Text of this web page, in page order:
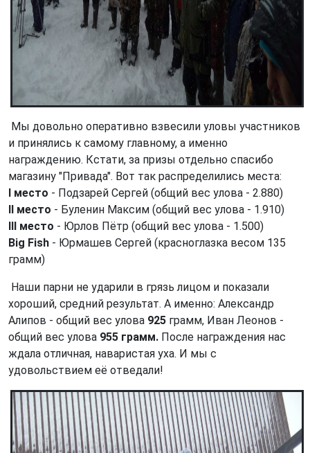
Мы довольно оперативно взвесили уловы участников
и принялись к самому главному, а именно
награждению. Кстати, за призы отдельно спасибо
магазину "Привада". Вот так распределились места:
I место - Подзарей Сергей (общий вес улова - 2.880)
II место - Буленин Максим (общий вес улова - 1.910)
III место - Юрлов Пётр (общий вес улова - 1.500)
Big Fish - Юрмашев Сергей (красноглазка весом 135
грамм)
Наши парни не ударили в грязь лицом и показали
хороший, средний результат. А именно: Александр
Алипов - общий вес улова 925 грамм, Иван Леонов -
общий вес улова 955 грамм. После награждения нас
ждала отличная, наваристая уха. И мы с
удовольствием её отведали!